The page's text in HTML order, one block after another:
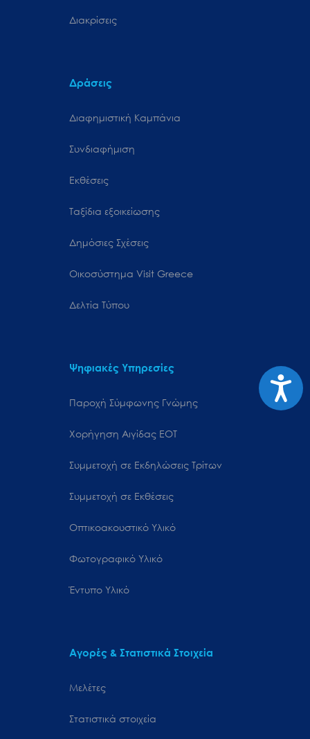
Διακρίσεις
Δράσεις
Διαφημιστική Καμπάνια
Συνδιαφήμιση
Εκθέσεις
Ταξίδια εξοικείωσης
Δημόσιες Σχέσεις
Oικοσύστημα Visit Greece
Δελτία Τύπου
Ψηφιακές Υπηρεσίες
Παροχή Σύμφωνης Γνώμης
Χορήγηση Αιγίδας ΕΟΤ
Συμμετοχή σε Εκδηλώσεις Τρίτων
Συμμετοχή σε Εκθέσεις
Οπτικοακουστικό Υλικό
Φωτογραφικό Υλικό
Έντυπο Υλικό
Αγορές & Στατιστικά Στοιχεία
Μελέτες
Στατιστικά στοιχεία